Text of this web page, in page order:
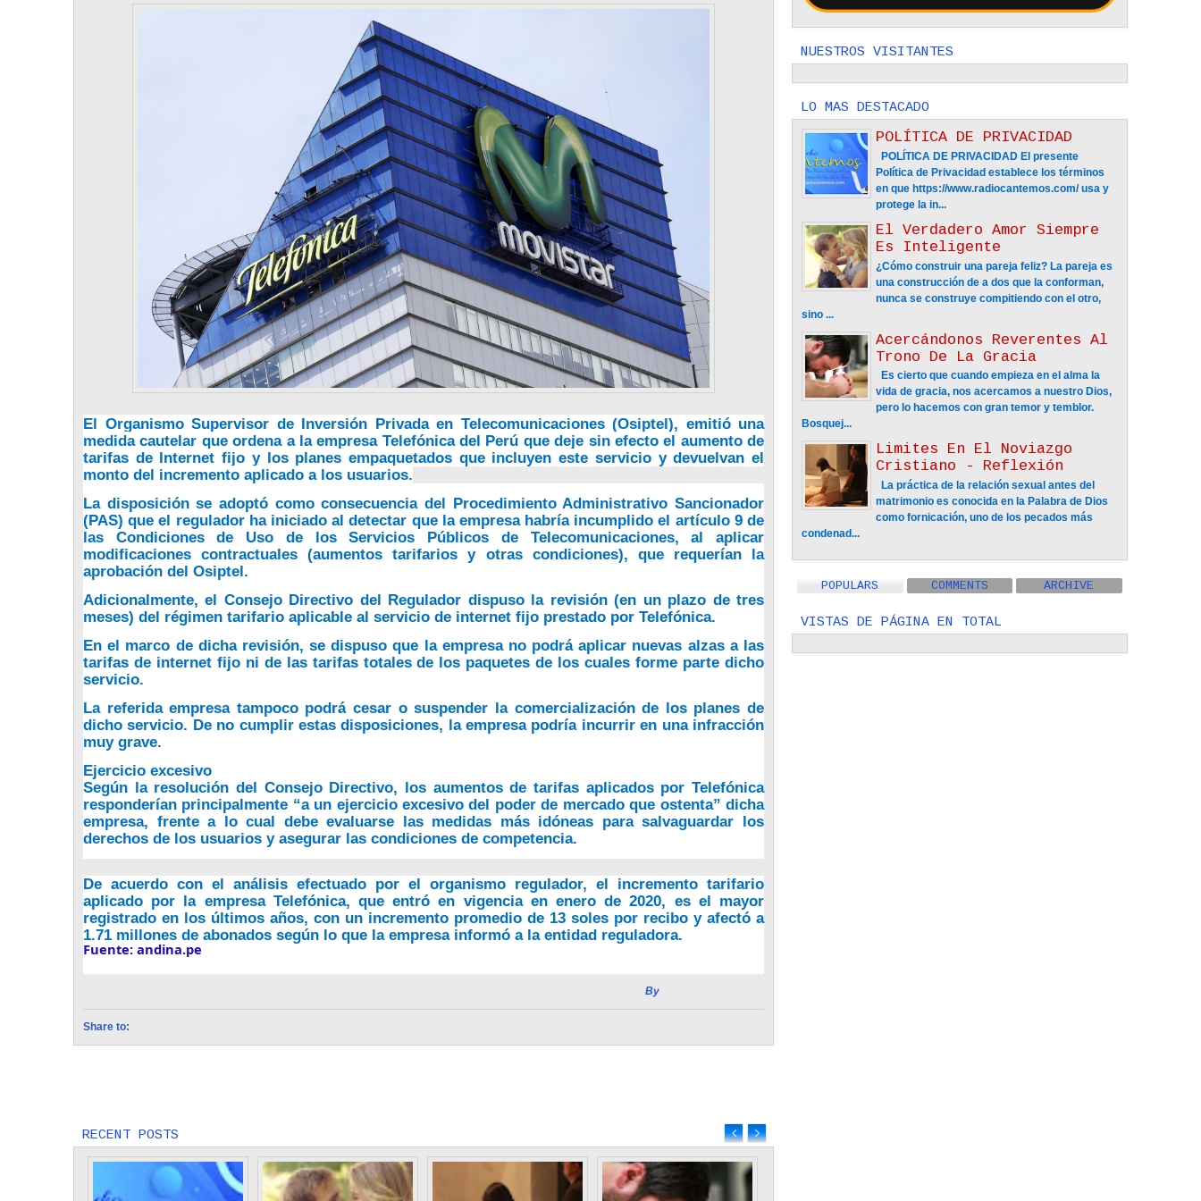
El Organismo Supervisor de Inversión Privada en Telecomunicaciones (Osiptel), emitió una
medida cautelar que ordena a la empresa Telefónica del Perú que deje sin efecto el aumento de
tarifas de Internet fijo y los planes empaquetados que incluyen este servicio y devuelvan el
monto del incremento aplicado a los usuarios.
La disposición se adoptó como consecuencia del Procedimiento Administrativo Sancionador
(PAS) que el regulador ha iniciado al detectar que la empresa habría incumplido el artículo 9 de
las Condiciones de Uso de los Servicios Públicos de Telecomunicaciones, al aplicar
modificaciones contractuales (aumentos tarifarios y otras condiciones), que requerían la
aprobación del Osiptel.
Adicionalmente, el Consejo Directivo del Regulador dispuso la revisión (en un plazo de tres
meses) del régimen tarifario aplicable al servicio de internet fijo prestado por Telefónica.
En el marco de dicha revisión, se dispuso que la empresa no podrá aplicar nuevas alzas a las
tarifas de internet fijo ni de las tarifas totales de los paquetes de los cuales forme parte dicho
servicio.
La referida empresa tampoco podrá cesar o suspender la comercialización de los planes de
dicho servicio. De no cumplir estas disposiciones, la empresa podría incurrir en una infracción
muy grave.
Ejercicio excesivo
Según la resolución del Consejo Directivo, los aumentos de tarifas aplicados por Telefónica
responderían principalmente “a un ejercicio excesivo del poder de mercado que ostenta” dicha
empresa, frente a lo cual debe evaluarse las medidas más idóneas para salvaguardar los
derechos de los usuarios y asegurar las condiciones de competencia.
De acuerdo con el análisis efectuado por el organismo regulador, el incremento tarifario
aplicado por la empresa Telefónica, que entró en vigencia en enero de 2020, es el mayor
registrado en los últimos años, con un incremento promedio de 13 soles por recibo y afectó a
1.71 millones de abonados según lo que la empresa informó a la entidad reguladora.
Fuente: andina.pe
By
Share to:
RECENT POSTS
NUESTROS VISITANTES
LO MAS DESTACADO
POLÍTICA DE PRIVACIDAD
POLÍTICA DE PRIVACIDAD El presente
Política de Privacidad establece los términos
en que https://www.radiocantemos.com/ usa y
protege la in...
El Verdadero Amor Siempre
Es Inteligente
¿Cómo construir una pareja feliz? La pareja es
una construcción de a dos que la conforman,
nunca se construye compitiendo con el otro,
sino ...
Acercándonos Reverentes Al
Trono De La Gracia
Es cierto que cuando empieza en el alma la
vida de gracia, nos acercamos a nuestro Dios,
pero lo hacemos con gran temor y temblor.
Bosquej...
Limites En El Noviazgo
Cristiano - Reflexión
La práctica de la relación sexual antes del
matrimonio es conocida en la Palabra de Dios
como fornicación, uno de los pecados más
condenad...
POPULARS COMMENTS ARCHIVE
VISTAS DE PÁGINA EN TOTAL